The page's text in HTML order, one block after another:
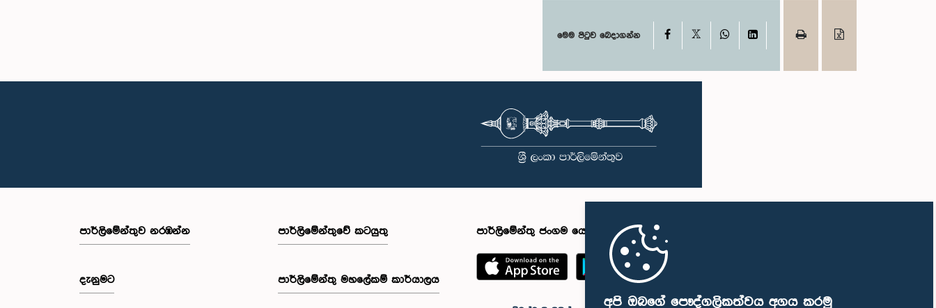
අපි ඔබගේ පෞද්ගලිකත්වය අගය කරමු
මෙම පිටුව බෙදාගන්න Facebook WhatsAppLinkedIn
පාර්ලි‌මේන්තුව නරඹන්න
දැනුමට
පාර්ලිමේන්තුවේ කටයුතු
පාර්ලිමේන්තු මහලේකම් කාර්යාලය
පාර්ලිමේන්තු ජංගම යෙදුම